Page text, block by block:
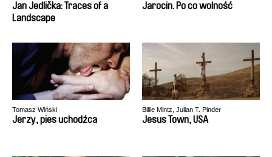
Jan Jedlička: Traces of a
Landscape
Jarocin. Po co wolność
Tomasz Wiński
Jerzy, pies uchodźca
Billie Mintz, Julian T. Pinder
Jesus Town, USA